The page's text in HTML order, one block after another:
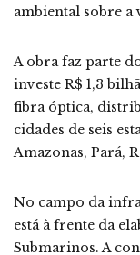
ambiental sobre a
A obra faz parte
investe R$ 1,3
fibra óptica,
cidades de seis
Amazonas, Pará,
No campo da
está à frente da
Submarinos. A